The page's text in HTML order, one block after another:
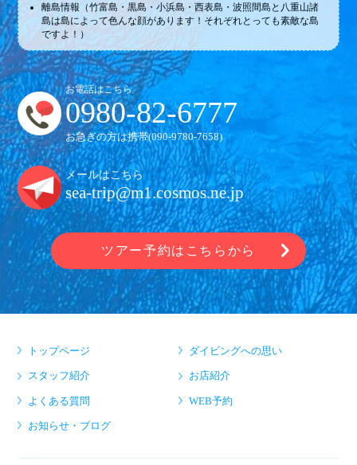
離島情報（竹富島・黒島・小浜島・西表島・波照間島と八重山諸
島は島によって色んな顔があります！それぞれとっても素敵な島
ですよ！）
お電話はこちら
0980-82-6777
お急ぎの方は携帯(090-9780-7658)
メールはこちら
sea-trip@m1.cosmos.ne.jp
ツアー予約はこちらから
トップページ ダイビングへの思い
スタッフ紹介 お店紹介
よくある質問 WEB予約
お知らせ・ブログ